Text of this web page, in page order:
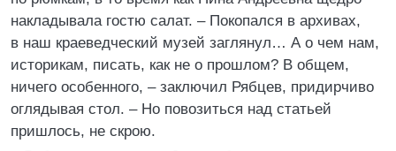
накладывала гостю салат. – Покопался в архивах,
в наш краеведческий музей заглянул… А о чем нам,
историкам, писать, как не о прошлом? В общем,
ничего особенного, – заключил Рябцев, придирчиво
оглядывая стол. – Но повозиться над статьей
пришлось, не скрою.